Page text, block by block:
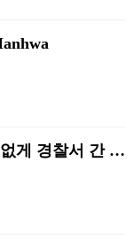
하수구 배관공이 어이없게 경찰서 간 이유.jpg